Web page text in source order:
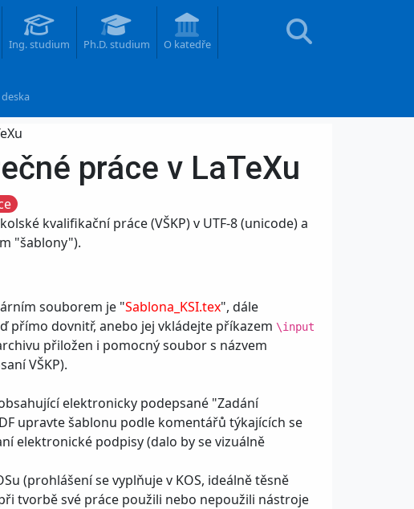
Ing. studium Ph.D. studium O katedře
práce v LaTeXu
kvalifikační práce (VŠKP) v UTF-8 (unicode) a
"šablony").
souborem je "Sablona_KSI.tex", dále
přímo dovnitř, anebo jej vkládejte příkazem \input
přiložen i pomocný soubor s názvem
VŠKP).
elektronicky podepsané "Zadání
upravte šablonu podle komentářů týkajících se
elektronické podpisy (dalo by se vizuálně
(prohlášení se vyplňuje v KOS, ideálně těsně
tvorbě své práce použili nebo nepoužili nástroje